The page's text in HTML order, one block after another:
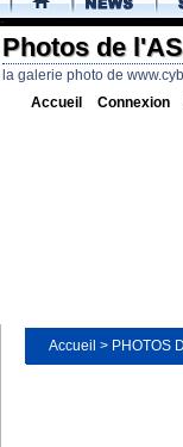
.
Photos de
la galerie photo de
Accueil Connexion
Accueil > PHOTOS